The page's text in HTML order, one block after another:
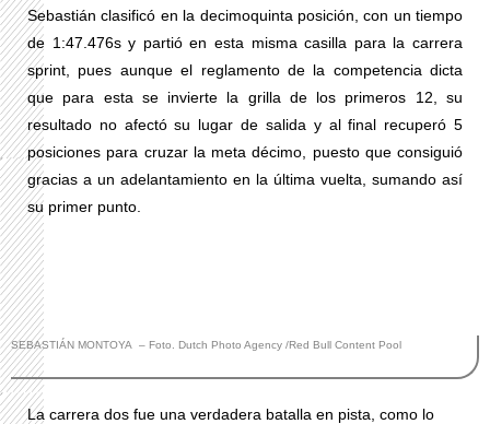
Sebastián clasificó en la decimoquinta posición, con un tiempo
de 1:47.476s y partió en esta misma casilla para la carrera
sprint, pues aunque el reglamento de la competencia dicta
que para esta se invierte la grilla de los primeros 12, su
resultado no afectó su lugar de salida y al final recuperó 5
posiciones para cruzar la meta décimo, puesto que consiguió
gracias a un adelantamiento en la última vuelta, sumando así
su primer punto.
SEBASTIÁN MONTOYA – Foto. Dutch Photo Agency /Red Bull Content Pool
La carrera dos fue una verdadera batalla en pista, como lo